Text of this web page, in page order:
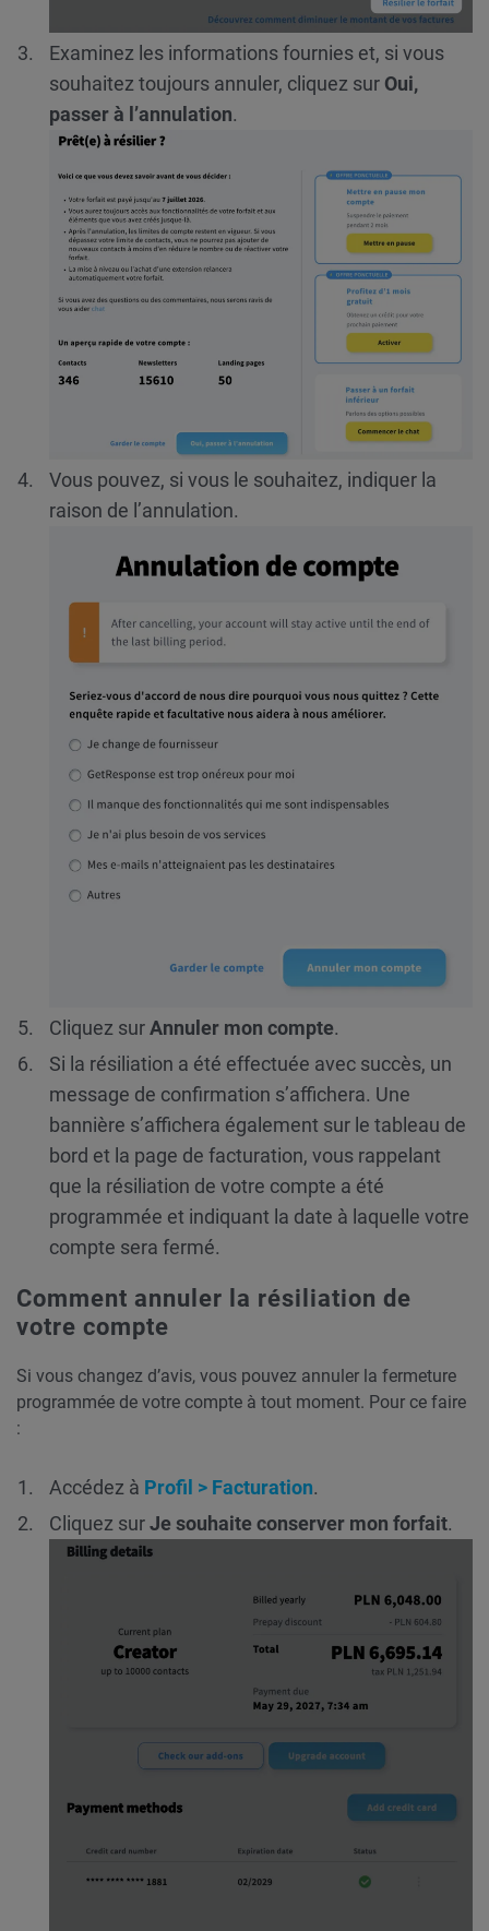
Examinez les informations fournies et, si vous
souhaitez toujours annuler, cliquez sur Oui,
passer à l’annulation.
Vous pouvez, si vous le souhaitez, indiquer la
raison de l’annulation.
Cliquez surAnnuler mon compte.
Si la résiliation a été effectuée avec succès, un
message de confirmation s’affichera. Une
bannière s’affichera également sur le tableau de
bord et la page de facturation, vous rappelant
que la résiliation de votre compte a été
programmée et indiquant la date à laquelle votre
compte sera fermé.
Comment annuler la résiliation de
votre compte
Si vous changez d’avis, vous pouvez annuler la fermeture
programmée de votre compte à tout moment. Pour ce faire
:
Accédez à Profil > Facturation.
Cliquez surJe souhaite conserver mon forfait.